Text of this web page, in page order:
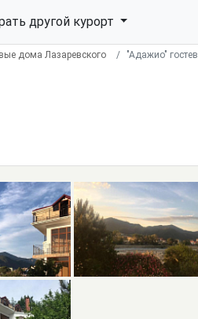
другой курорт
дома Лазаревского "Адажио"